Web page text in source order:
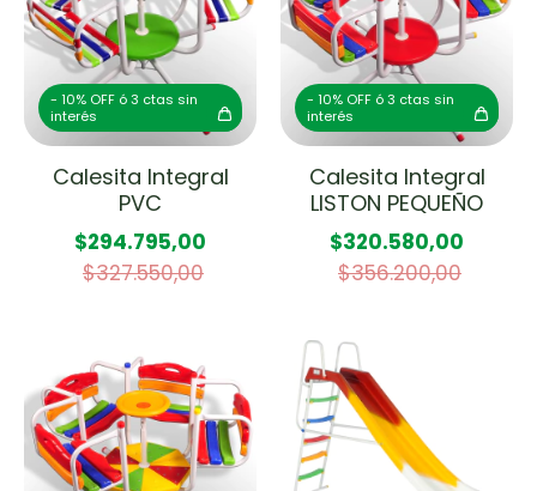
- 10% OFF ó 3 ctas sin
interés
Calesita Integral
PVC
$294.795,00
$327.550,00
- 10% OFF ó 3 ctas sin
interés
Calesita Integral
LISTON PEQUEÑO
$320.580,00
$356.200,00